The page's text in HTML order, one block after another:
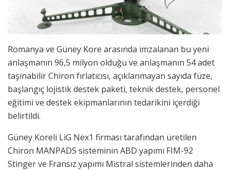
Romanya ve Güney Kore arasında imzalanan bu yeni
anlaşmanın 96,5 milyon olduğu ve anlaşmanın 54 adet
taşınabilir Chiron fırlatıcısı, açıklanmayan sayıda füze,
başlangıç ​​lojistik destek paketi, teknik destek, personel
eğitimi ve destek ekipmanlarının tedarikini içerdiği
belirtildi.
Güney Koreli LiG Nex1 firması tarafından üretilen
Chiron MANPADS sisteminin ABD yapımı FIM-92
Stinger ve Fransız yapımı Mistral sistemlerinden daha